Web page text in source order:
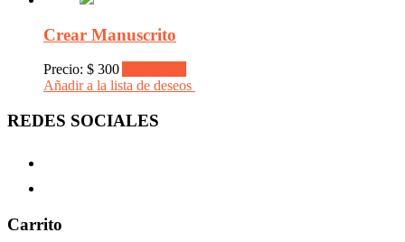
Crear Manuscrito
Precio: $ 300
Añadir a la lista de deseos
REDES SOCIALES
Carrito